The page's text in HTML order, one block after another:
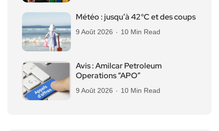
Météo : jusqu’à 42°C et des coups
9 Août 2026 10 Min Read
Avis : Amilcar Petroleum
Operations “APO”
9 Août 2026 10 Min Read